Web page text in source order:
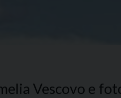
Vescovo e